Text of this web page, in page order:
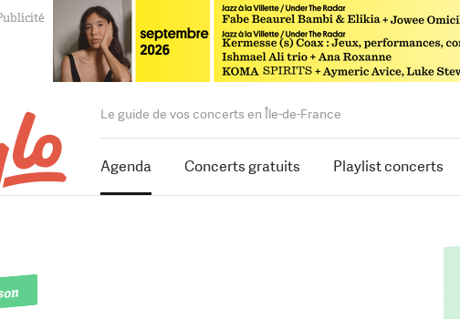
Le guide de vos concerts en Île-de-France
Agenda Concerts gratuits Playlist concerts